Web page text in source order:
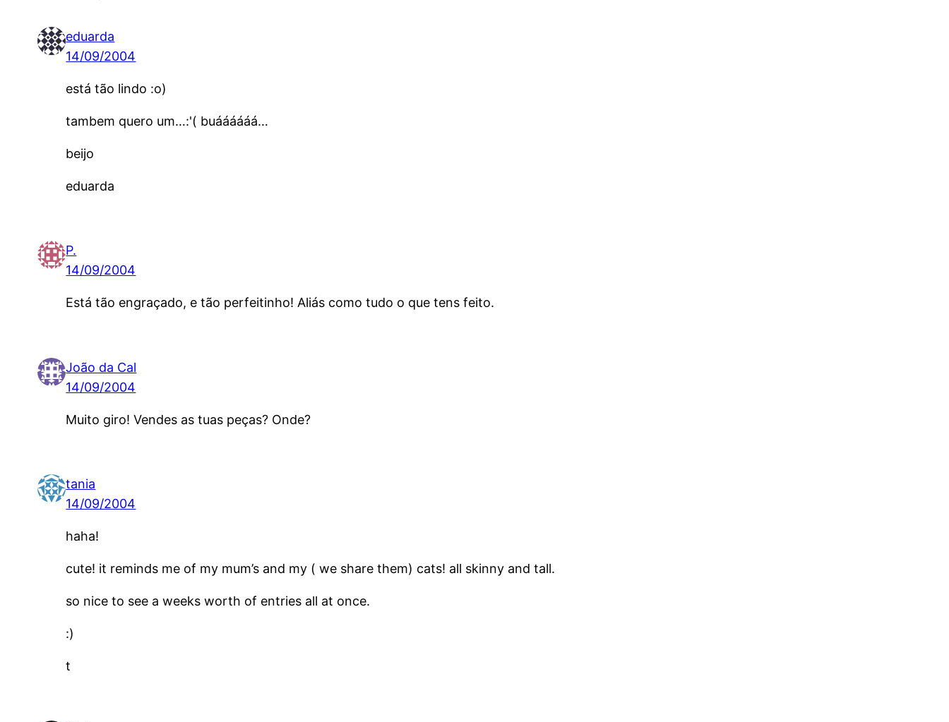
eduarda
14/09/2004
está tão lindo :o)
tambem quero um…:'( buáááááá…
beijo
eduarda
P.
14/09/2004
Está tão engraçado, e tão perfeitinho! Aliás como tudo o que tens feito.
João da Cal
14/09/2004
Muito giro! Vendes as tuas peças? Onde?
tania
14/09/2004
haha!
cute! it reminds me of my mum’s and my ( we share them) cats! all skinny and tall.
so nice to see a weeks worth of entries all at once.
:)
t